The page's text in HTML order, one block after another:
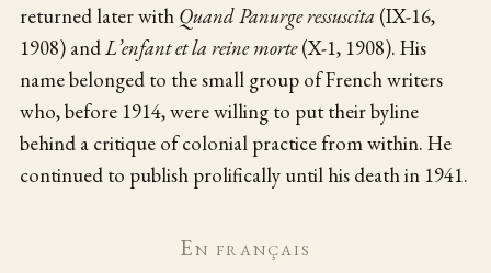
returned later with Quand Panurge ressuscita (IX-16,
1908) andL’enfant et la reine morte(X-1, 1908). His
name belonged to the small group of French writers
who, before 1914, were willing to put their byline
behind a critique of colonial practice from within. He
continued to publish prolifically until his death in 1941.
En français